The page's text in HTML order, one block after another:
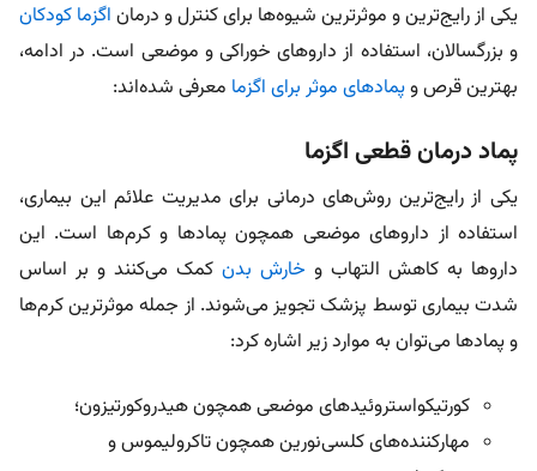
یکی از رایج‌ترین و موثرترین شیوه‌ها برای کنترل و درمان اگزما کودکان
و بزرگسالان، استفاده از داروهای خوراکی و موضعی است. در ادامه،
بهترین قرص وپمادهای موثر برای اگزما معرفی شده‌اند:
پماد درمان قطعی اگزما
یکی از رایج‌ترین روش‌های درمانی برای مدیریت علائم این بیماری،
استفاده از داروهای موضعی همچون پمادها و کرم‌ها است. این
داروها به کاهش التهاب و خارش بدن کمک می‌کنند و بر اساس
شدت بیماری توسط پزشک تجویز می‌شوند. از جمله موثرترین کرم‌ها
و پمادها می‌توان به موارد زیر اشاره کرد:
کورتیکواستروئیدهای موضعی همچون هیدروکورتیزون؛
مهارکننده‌های کلسی‌نورین همچون تاکرولیموس و